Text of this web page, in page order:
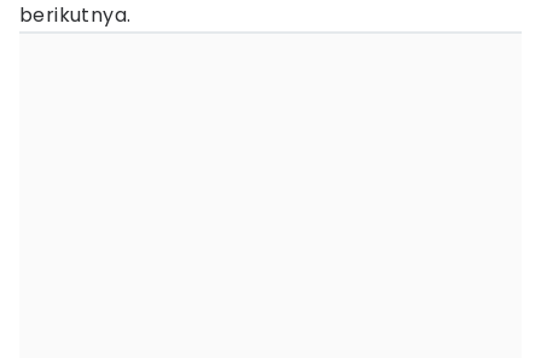
berikutnya.